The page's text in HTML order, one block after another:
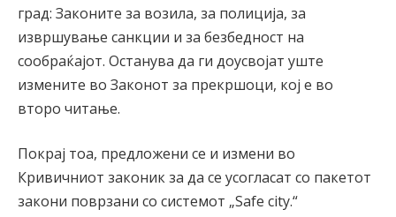
град: Законите за возила, за полиција, за
извршување санкции и за безбедност на
сообраќајот. Останува да ги доусвојат уште
измените во Законот за прекршоци, кој е во
второ читање.
Покрај тоа, предложени се и измени во
Кривичниот законик за да се усогласат со пакетот
закони поврзани со системот „Safe city.“